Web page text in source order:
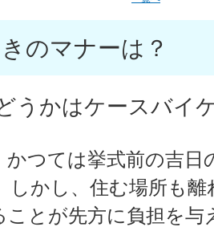
のマナーは？
うかはケースバイ
つては挙式前の吉日
しかし、住む場所も
ことが先方に負担を